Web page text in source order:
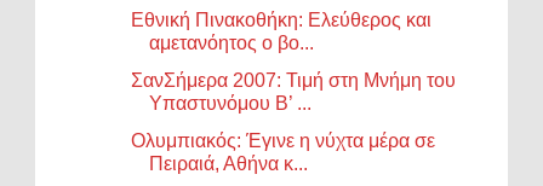
Εθνική Πινακοθήκη: Ελεύθερος και
αμετανόητος ο βο...
ΣανΣήμερα 2007: Τιμή στη Μνήμη του
Υπαστυνόμου Β’ ...
Ολυμπιακός: Έγινε η νύχτα μέρα σε
Πειραιά, Αθήνα κ...